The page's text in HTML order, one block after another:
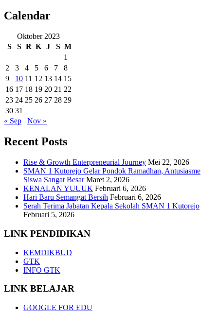
Calendar
Oktober 2023
S
S R K J S M
1
2
3 4 5 6 7
8
9
10 11 12 13 14 15
16 17 18 19 20 21 22
23 24 25 26 27 28 29
30 31
« Sep
Nov »
Recent Posts
Rise & Growth Enterpreneurial Journey Mei 22, 2026
SMAN 1 Kutorejo Gelar Pondok Ramadhan, Antusiasme
Siswa Sangat Besar Maret 2, 2026
KENALAN YUUUK Februari 6, 2026
Hari Baru Semangat Bersih Februari 6, 2026
Serah Terima Jabatan Kepala Sekolah SMAN 1 Kutorejo
Februari 5, 2026
LINK PENDIDIKAN
KEMDIKBUD
GTK
INFO GTK
LINK BELAJAR
GOOGLE FOR EDU